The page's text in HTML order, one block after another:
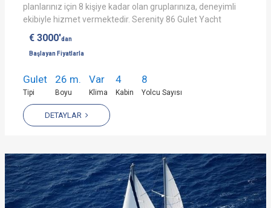
planlarınız için 8 kişiye kadar olan gruplarınıza, deneyimli
ekibiyle hizmet vermektedir. Serenity 86 Gulet Yacht
€ 3000'dan
Başlayan Fiyatlarla
Gulet
Tipi
26 m.
Boyu
Var
Klima
4
Kabin
8
Yolcu Sayısı
DETAYLAR